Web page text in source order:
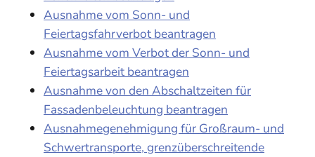
Ausnahme vom Sonn- und
Feiertagsfahrverbot beantragen
Ausnahme vom Verbot der Sonn- und
Feiertagsarbeit beantragen
Ausnahme von den Abschaltzeiten für
Fassadenbeleuchtung beantragen
Ausnahmegenehmigung für Großraum- und
Schwertransporte, grenzüberschreitende